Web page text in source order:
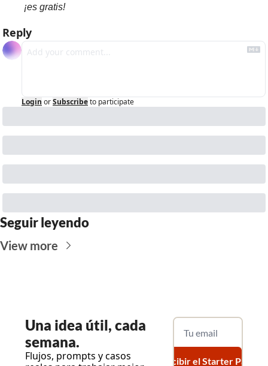
¡es gratis!
Reply
Login orSubscribeto participate
Seguir leyendo
View more
Una idea útil, cada
semana.
Flujos, prompts y casos
Recibir el Starter Pack